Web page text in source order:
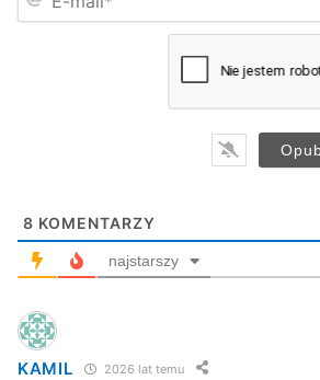
ciągu, będą decyzjami tylko i
Gamrat, jej pracownikom i
8 KOMENTARZY
najstarszy
KAMIL 2026 lat temu